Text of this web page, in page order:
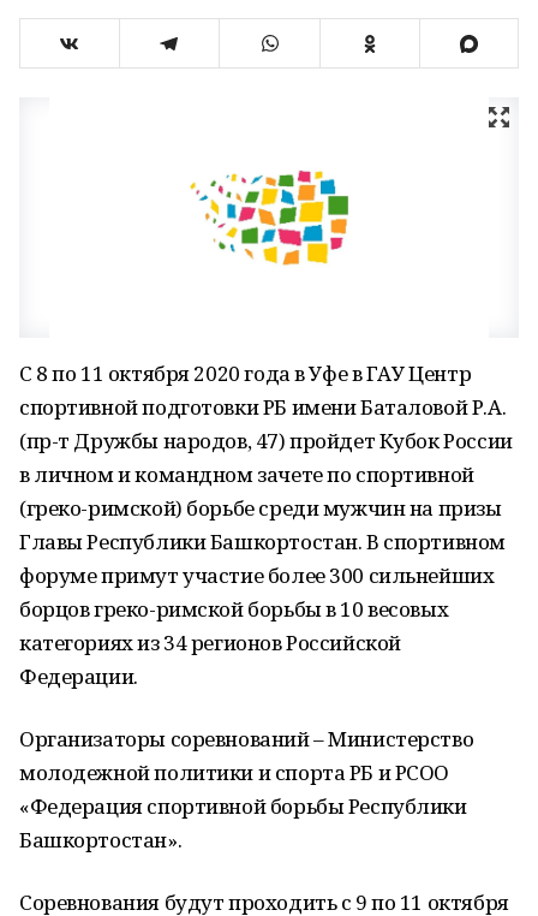
С 8 по 11 октября 2020 года в Уфе в ГАУ Центр
спортивной подготовки РБ имени Баталовой Р.А.
(пр-т Дружбы народов, 47) пройдет Кубок России
в личном и командном зачете по спортивной
(греко-римской) борьбе среди мужчин на призы
Главы Республики Башкортостан. В спортивном
форуме примут участие более 300 сильнейших
борцов греко-римской борьбы в 10 весовых
категориях из 34 регионов Российской
Федерации.
Организаторы соревнований – Министерство
молодежной политики и спорта РБ и РСОО
«Федерация спортивной борьбы Республики
Башкортостан».
Соревнования будут проходить с 9 по 11 октября